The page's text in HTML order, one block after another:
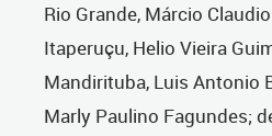
Rio Grande, Márcio
Itaperuçu, Helio Vieira
Mandirituba, Luis Antonio
Marly Paulino Fagundes;